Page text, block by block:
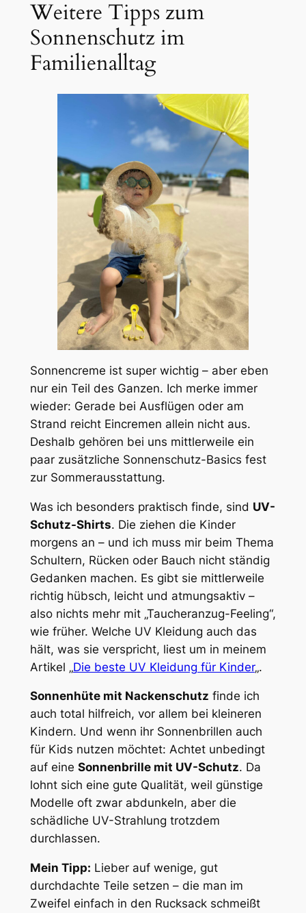
Weitere Tipps zum
Sonnenschutz im
Familienalltag
Sonnencreme ist super wichtig – aber eben
nur ein Teil des Ganzen. Ich merke immer
wieder: Gerade bei Ausflügen oder am
Strand reicht Eincremen allein nicht aus.
Deshalb gehören bei uns mittlerweile ein
paar zusätzliche Sonnenschutz-Basics fest
zur Sommerausstattung.
Was ich besonders praktisch finde, sind UV-
Schutz-Shirts. Die ziehen die Kinder
morgens an – und ich muss mir beim Thema
Schultern, Rücken oder Bauch nicht ständig
Gedanken machen. Es gibt sie mittlerweile
richtig hübsch, leicht und atmungsaktiv –
also nichts mehr mit „Taucheranzug-Feeling“,
wie früher. Welche UV Kleidung auch das
hält, was sie verspricht, liest um in meinem
Artikel „Die beste UV Kleidung für Kinder„.
Sonnenhüte mit Nackenschutz finde ich
auch total hilfreich, vor allem bei kleineren
Kindern. Und wenn ihr Sonnenbrillen auch
für Kids nutzen möchtet: Achtet unbedingt
auf eine Sonnenbrille mit UV-Schutz. Da
lohnt sich eine gute Qualität, weil günstige
Modelle oft zwar abdunkeln, aber die
schädliche UV-Strahlung trotzdem
durchlassen.
Mein Tipp: Lieber auf wenige, gut
durchdachte Teile setzen – die man im
Zweifel einfach in den Rucksack schmeißt